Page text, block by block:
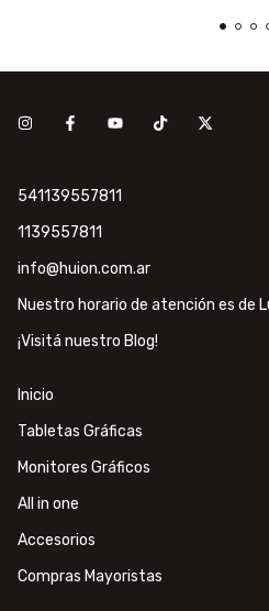
541139557811
1139557811
info@huion.com.ar
Nuestro horario de atención es de
¡Visitá nuestro Blog!
Inicio
Tabletas Gráficas
Monitores Gráficos
All in one
Accesorios
Compras Mayoristas